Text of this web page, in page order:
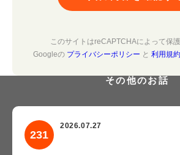
このサイトはreCAPTCHAによって保護
Googleの プライバシーポリシー と 利用規約
その他のお話
231
2026.07.27